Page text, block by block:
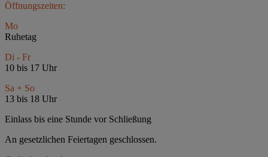
Öffnungszeiten:
Mo
Ruhetag
Di - Fr
10 bis 17 Uhr
Sa + So
13 bis 18 Uhr
Einlass bis eine Stunde vor Schließung
An gesetzlichen Feiertagen geschlossen.